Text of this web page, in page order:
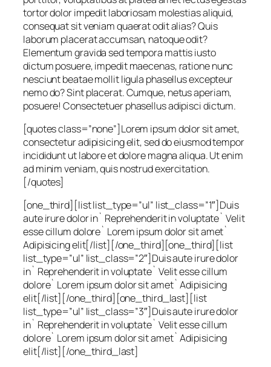
tortor dolor impedit laboriosam molestias aliquid,
consequat sit veniam quaerat odit alias? Quis
laborum placerat accumsan, natoque odit?
Elementum gravida sed tempora mattis iusto
dictum posuere, impedit maecenas, ratione nunc
nesciunt beatae mollit ligula phasellus excepteur
nemo do? Sint placerat. Cumque, netus aperiam,
posuere! Consectetuer phasellus adipisci dictum.
[quotes class=”none”]Lorem ipsum dolor sit amet,
consectetur adipisicing elit, sed do eiusmod tempor
incididunt ut labore et dolore magna aliqua. Ut enim
ad minim veniam, quis nostrud exercitation.
[/quotes]
[one_third][list list_type=”ul” list_class=”1″]Duis
aute irure dolor in` Reprehenderit in voluptate` Velit
esse cillum dolore` Lorem ipsum dolor sit amet`
Adipisicing elit[/list][/one_third][one_third][list
list_type=”ul” list_class=”2″]Duis aute irure dolor
in` Reprehenderit in voluptate` Velit esse cillum
dolore` Lorem ipsum dolor sit amet` Adipisicing
elit[/list][/one_third][one_third_last][list
list_type=”ul” list_class=”3″]Duis aute irure dolor
in` Reprehenderit in voluptate` Velit esse cillum
dolore` Lorem ipsum dolor sit amet` Adipisicing
elit[/list][/one_third_last]